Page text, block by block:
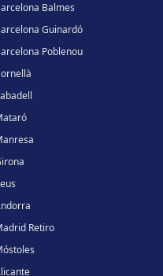
Balmes
Guinardó
Poblenou
Retiro